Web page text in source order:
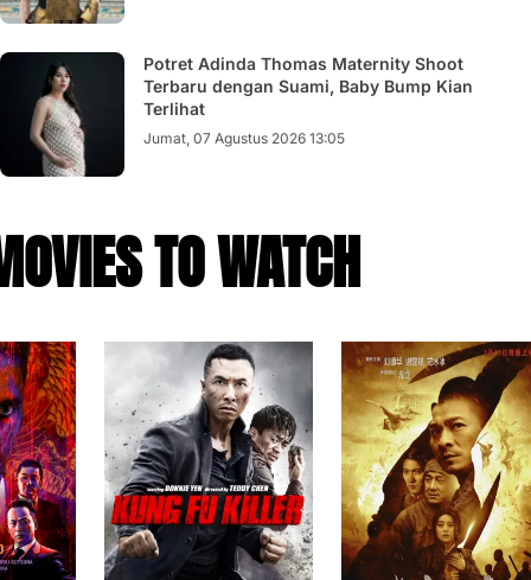
Potret Adinda Thomas Maternity Shoot
Terbaru dengan Suami, Baby Bump Kian
Terlihat
Jumat, 07 Agustus 2026 13:05
TO WATCH